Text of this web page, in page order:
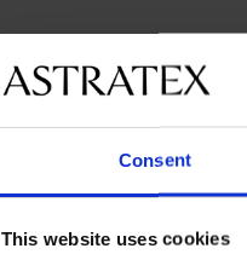
Consent
This website uses cookies